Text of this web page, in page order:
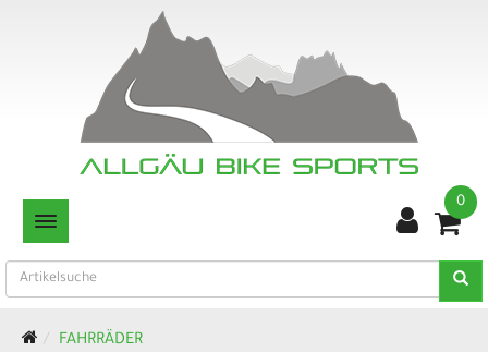
TOGGLE NAVIGATION
0
FAHRRÄDER